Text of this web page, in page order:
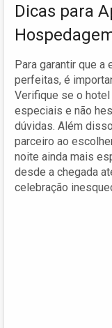
Dicas para
Para garantir que a
perfeitas, é
Verifique se o
especiais e não
dúvidas. Além
parceiro ao
noite ainda mais
desde a chegada
celebração